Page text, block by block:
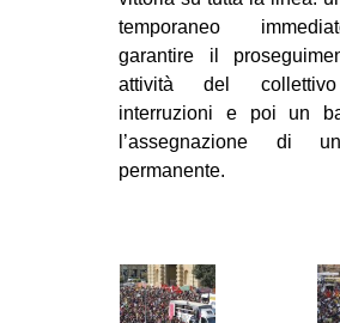
bsky
ms
temporaneo
garantire il
attività del
interruzioni e poi un
l’assegnazione di
permanente.